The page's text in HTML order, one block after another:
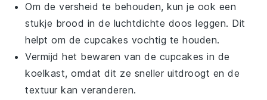
Om de versheid te behouden, kun je ook een
stukje brood in de luchtdichte doos leggen. Dit
helpt om decupcakes vochtig te houden.
Vermijd het bewaren van de cupcakes in de
koelkast, omdat dit ze sneller uitdroogt en de
textuur kan veranderen.